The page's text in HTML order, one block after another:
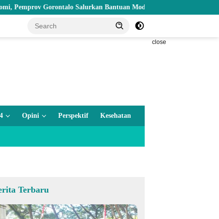
Gorontalo Salurkan Bantuan Modal Usaha Rp987,5 Juta untuk 395
close
Opini Perspektif Kesehatan
Terbaru